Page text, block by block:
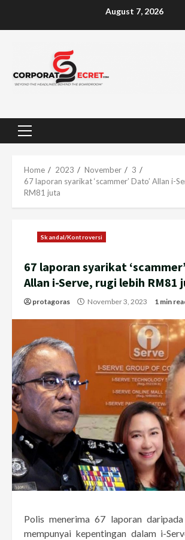
August 7, 2026
Primary
Home 2023 November
3
67 laporan syarikat ‘scammer’ Dato’ Allan i-
RM81 juta
Skandal/Kontroversi
67 laporan syarikat
Allan i-Serve, rugi lebih RM81
protagoras November 3, 2023 1 min
Polis menerima 67 laporan
mempunyai kepentingan dalam i-